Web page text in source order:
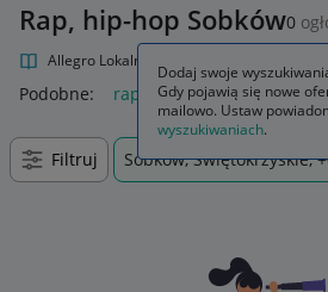
Rap, hip-hop Sobków0
Allegro Lokalnie
Podobne: rap hip-hop
Filtruj Sobków, Świętokrzyskie,
Dodaj swoje
Gdy pojawią się nowe
mailowo. Ustaw
wyszukiwaniach.